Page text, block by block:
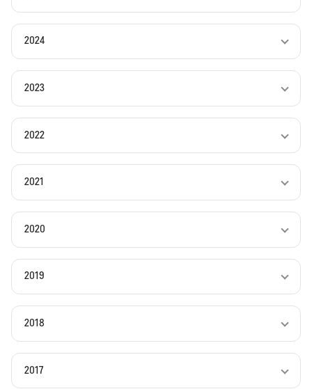
2024
2023
2022
2021
2020
2019
2018
2017